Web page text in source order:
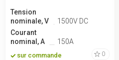
Tension
nominale, V
1500V DC
Courant
nominal, A
150A
sur commande 0